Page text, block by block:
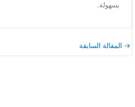
بسهولة.
→ المقالة السابقة